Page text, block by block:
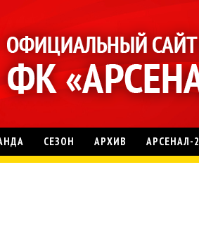
СЕЗОН АРХИВ АРСЕНАЛ-2